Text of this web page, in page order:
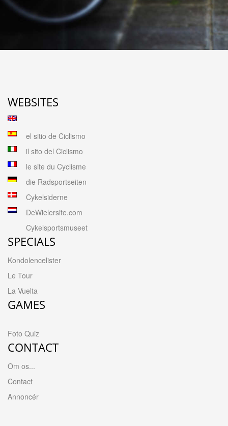
WEBSITES
el sitio de Ciclismo
il sito del Ciclismo
le site du Cyclisme
die Radsportseiten
Cykelsiderne
DeWielersite.com
Cykelsportsmuseet
SPECIALS
Kondolencelister
Le Tour
La Vuelta
GAMES
Foto Quiz
CONTACT
Om os...
Contact
Annoncér